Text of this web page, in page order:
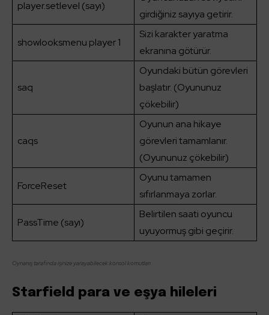
player.setlevel (sayı)
girdiğiniz sayıya getirir.
showlooksmenu player 1
Sizi karakter yaratma
ekranına götürür.
saq
Oyundaki bütün görevleri
başlatır. (Oyununuz
çökebilir)
caqs
Oyunun ana hikaye
görevleri tamamlanır.
(Oyununuz çökebilir)
ForceReset
Oyunu tamamen
sıfırlanmaya zorlar.
PassTime (sayı)
Belirtilen saati oyuncu
uyuyormuş gibi geçirir.
Oynanış tarafında işinize yarayabilecek konsol komutları.
Starfield para ve eşya hileleri